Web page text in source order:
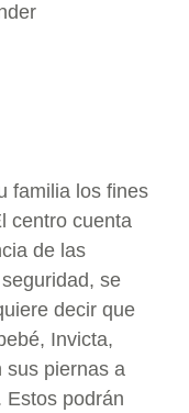
familia los fines
centro cuenta
de las
se
decir que
Invicta,
sus piernas a
Estos podrán